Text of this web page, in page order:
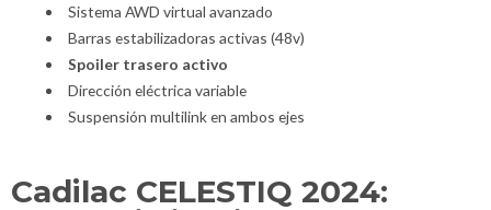
Sistema AWD virtual avanzado
Barras estabilizadoras activas (48v)
Spoiler trasero activo
Dirección eléctrica variable
Suspensión multilink en ambos ejes
Cadilac CELESTIQ 2024: